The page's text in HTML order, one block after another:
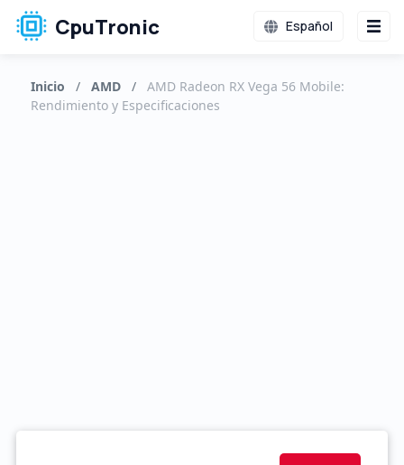
CpuTronic Español
Inicio / AMD /
AMD Radeon RX Vega 56 Mobile:
Rendimiento y Especificaciones